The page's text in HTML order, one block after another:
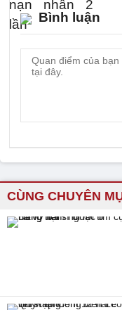
Bình luận
CÙNG CHUYÊN